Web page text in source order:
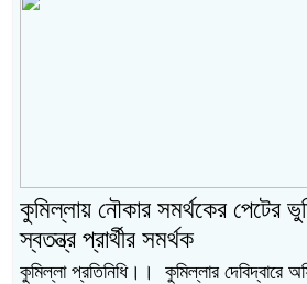
কুমিল্লায় নৌকার সমর্থকের পেটের
স্বতন্ত্র প্রার্থীর সমর্থক
কুমিল্লা প্রতিনিধি।। কুমিল্লার দেবিদ্বারে